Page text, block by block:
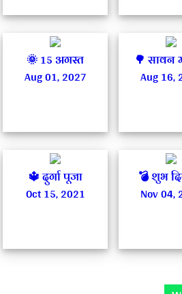
🌞 15 अगस्त
Aug 01, 2027
🌳 सावन
Aug 16,
🔱 दुर्गा पूजा
Oct 15, 2021
💣 शुभ
Nov 04,